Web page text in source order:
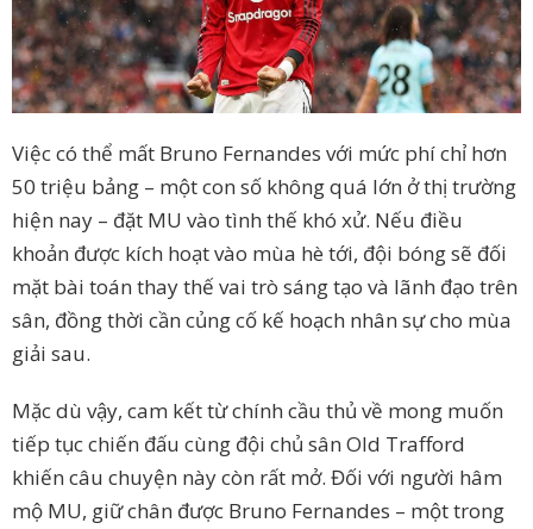
Việc có thể mất Bruno Fernandes với mức phí chỉ hơn
50 triệu bảng – một con số không quá lớn ở thị trường
hiện nay – đặt MU vào tình thế khó xử. Nếu điều
khoản được kích hoạt vào mùa hè tới, đội bóng sẽ đối
mặt bài toán thay thế vai trò sáng tạo và lãnh đạo trên
sân, đồng thời cần củng cố kế hoạch nhân sự cho mùa
giải sau.
Mặc dù vậy, cam kết từ chính cầu thủ về mong muốn
tiếp tục chiến đấu cùng đội chủ sân Old Trafford
khiến câu chuyện này còn rất mở. Đối với người hâm
mộ MU, giữ chân được Bruno Fernandes – một trong